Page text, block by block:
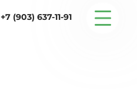
+7 (903) 637-11-91